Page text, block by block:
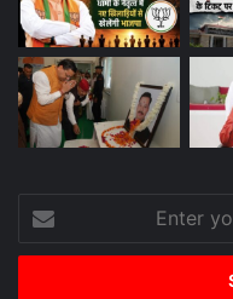
Enter
your
Email